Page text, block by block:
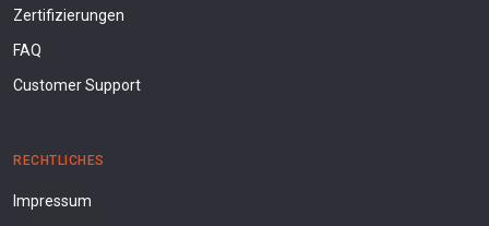
Zertifizierungen
FAQ
Customer Support
RECHTLICHES
Impressum